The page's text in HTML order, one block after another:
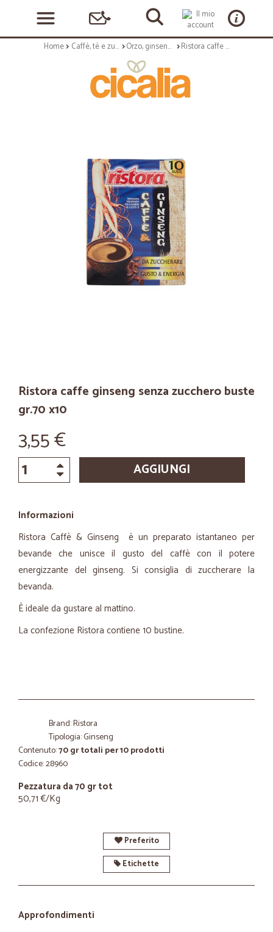
Home Caffè, tè e zucchero Orzo, ginseng, solubili Ristora caffe ginseng senza zucchero buste gr.70 x10
Ristora caffe ginseng senza zucchero buste
gr.70 x10
3,55 €
AGGIUNGI
Informazioni
Ristora Caffè & Ginseng è un preparato istantaneo per
bevande che unisce il gusto del caffè con il potere
energizzante del ginseng. Si consiglia di zuccherare la
bevanda.
È ideale da gustare al mattino.
La confezione Ristora contiene 10 bustine.
Brand: Ristora
Tipologia: Ginseng
Contenuto:70 gr totali per 10 prodotti
Codice: 28960
Pezzatura da 70 gr tot
50,71 €/Kg
Preferito
Etichette
Approfondimenti